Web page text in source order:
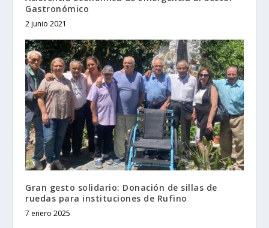
Gastronómico
2 junio 2021
Gran gesto solidario: Donación de sillas de
ruedas para instituciones de Rufino
7 enero 2025